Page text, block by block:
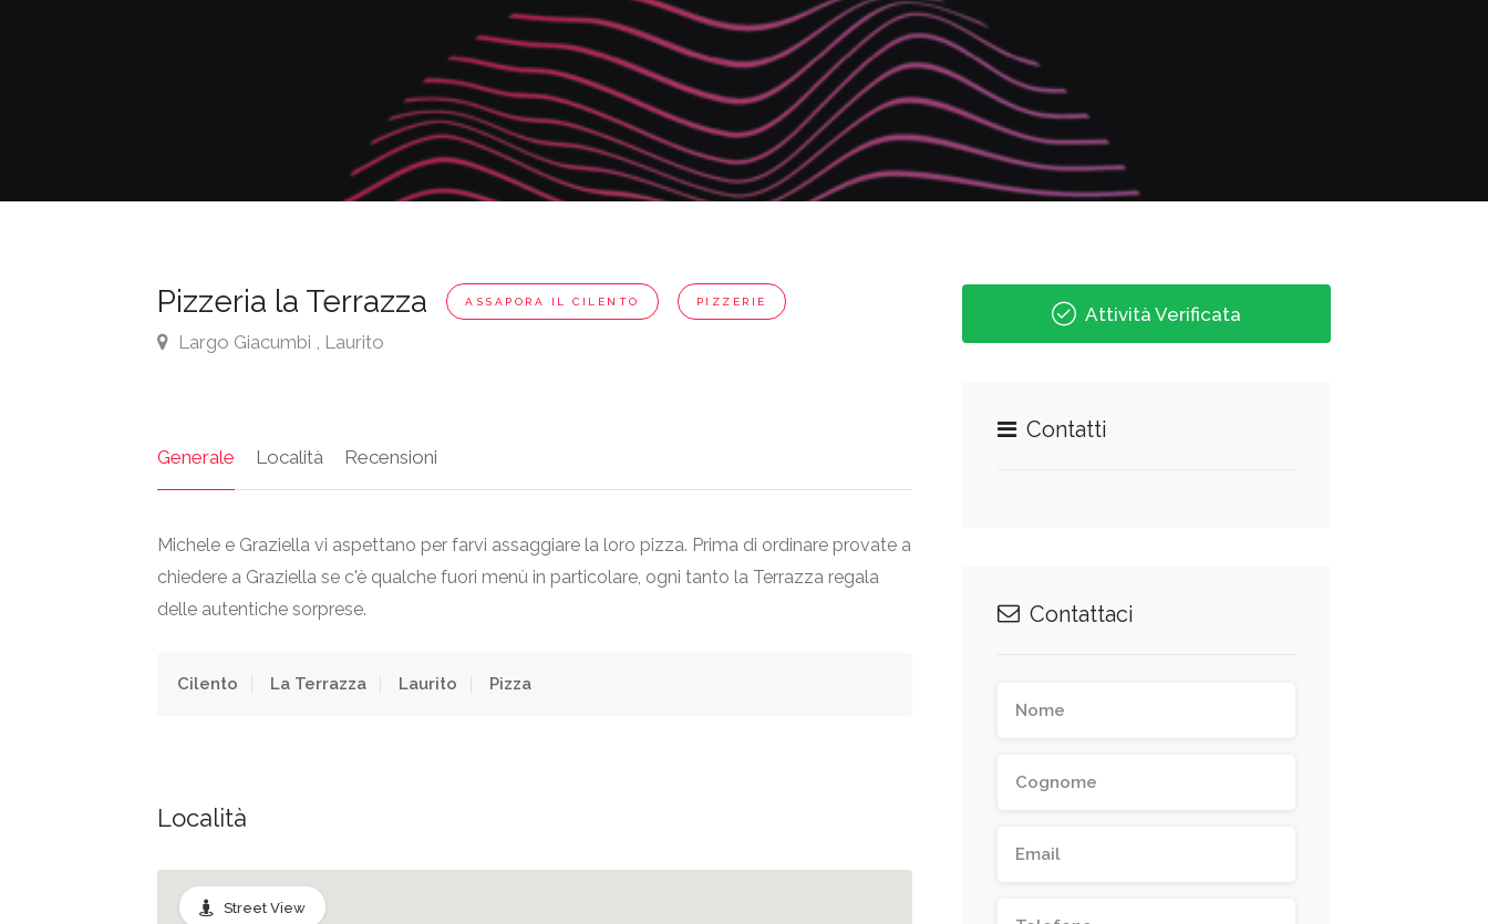
Pizzeria la Terrazza ASSAPORA IL CILENTO PIZZERIE
Largo Giacumbi , Laurito
Generale Località Recensioni
Michele e Graziella vi aspettano per farvi assaggiare la loro pizza. Prima di ordinare provate a
chiedere a Graziella se c'è qualche fuori menù in particolare, ogni tanto la Terrazza regala
delle autentiche sorprese.
Cilento La Terrazza Laurito Pizza
Località
Street View
Attività Verificata
Contatti
Contattaci